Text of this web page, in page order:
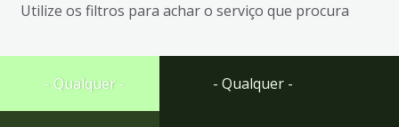
busca
Ir
rodapé
Utilize os filtros para achar o serviço que procura
- Qualquer - - Qualquer -